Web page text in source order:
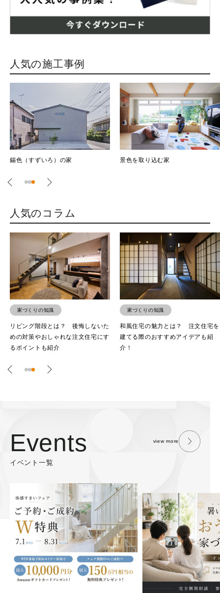
人気の施工事例
錫色（すずいろ）の家 景色を取り込む家
人気のコラム
家づくりの知識
リビング階段とは？ 後悔しないた
めの対策やおしゃれな注文住宅にす
るポイントも紹介
家づくりの知識
和風住宅の魅力とは？ 注文住宅を
建てる際のおすすめアイデアも紹
介！
Events
イベント一覧
view more